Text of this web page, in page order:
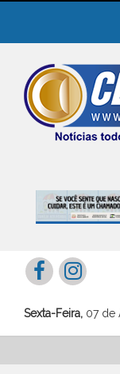
Sexta-Feira, 07 de